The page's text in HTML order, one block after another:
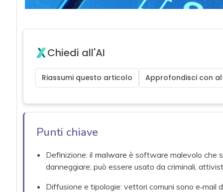
Chiedi all'AI
Riassumi questo articolo Approfondisci con
Punti chiave
Definizione: il malware è software malevolo che
danneggiare; può essere usato da criminali,
Diffusione e tipologie: vettori comuni sono e‑mail